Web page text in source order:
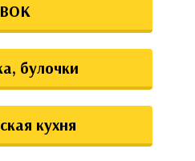
ВОК
булочки
кухня